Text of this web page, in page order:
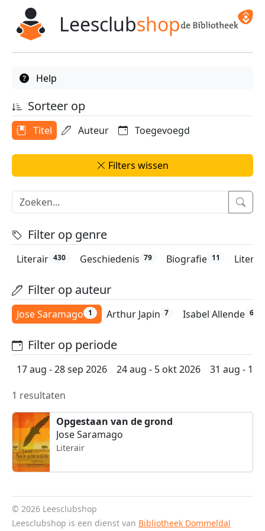
Leesclubshop
Help
Sorteer op
Titel Auteur Toegevoegd
Filters wissen
Filter op genre
Literair 430 Geschiedenis 79 Biografie 11
Filter op auteur
Arthur Japin 7 Isabel Allende 6
Jose Saramago 1
Filter op periode
17 aug - 28 sep 2026 24 aug - 5 okt 2026
31 aug - 12
1 resultaten
Opgestaan van de grond
Jose Saramago
Literair
© 2026 Leesclubshop
Leesclubshop is een dienst van Bibliotheek Dommeldal